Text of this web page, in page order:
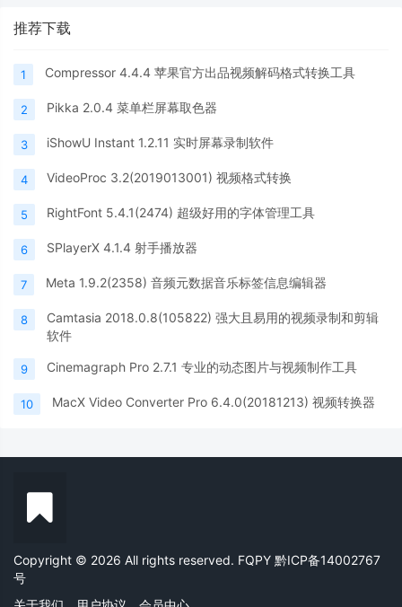
推荐下载
1 Compressor 4.4.4 苹果官方出品视频解码格式转换工具
2 Pikka 2.0.4 菜单栏屏幕取色器
3 iShowU Instant 1.2.11 实时屏幕录制软件
4 VideoProc 3.2(2019013001) 视频格式转换
5 RightFont 5.4.1(2474) 超级好用的字体管理工具
6 SPlayerX 4.1.4 射手播放器
7 Meta 1.9.2(2358) 音频元数据音乐标签信息编辑器
8
Camtasia 2018.0.8(105822) 强大且易用的视频录制和剪辑
软件
9 Cinemagraph Pro 2.7.1 专业的动态图片与视频制作工具
10 MacX Video Converter Pro 6.4.0(20181213) 视频转换器
Copyright © 2026 All rights reserved. FQPY 黔ICP备14002767
号